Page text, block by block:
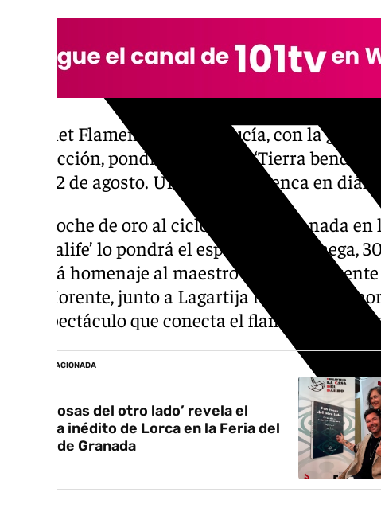
El Ballet Flamenco de Andalucía, con la
la dirección, pondrá en escena ‘Tierra
19 al 22 de agosto. Una suite flamenca en
Y el broche de oro al ciclo ‘Lorca y Granada
Generalife’ lo pondrá el espectáculo ‘Omega,
rendirá homenaje al maestro Enrique
Kiki Morente, junto a Lagartija Nick y al
un espectáculo que conecta el flamenco, la
NOTICIA RELACIONADA
‘Las cosas del otro lado’ revela el
poema inédito de Lorca en la Feria del
Libro de Granada